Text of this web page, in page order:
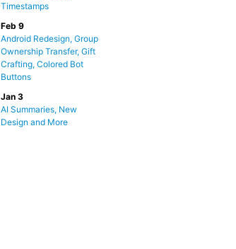
Timestamps
Feb 9
Android Redesign, Group
Ownership Transfer, Gift
Crafting, Colored Bot
Buttons
Jan 3
AI Summaries, New
Design and More